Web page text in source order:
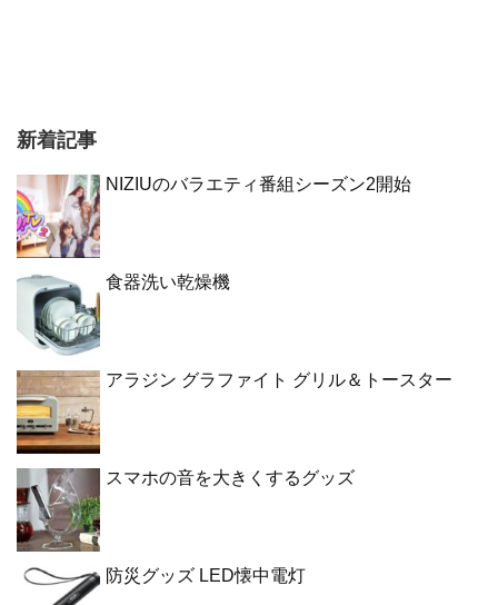
新着記事
NIZIUのバラエティ番組シーズン2開始
食器洗い乾燥機
アラジン グラファイト グリル＆トースター
スマホの音を大きくするグッズ
防災グッズ LED懐中電灯